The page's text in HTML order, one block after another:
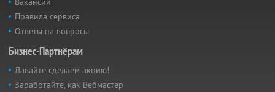
Правила сервиса
Ответы на вопросы
Бизнес-Партнёрам
Давайте сделаем акцию!
Заработайте, как Вебмастер